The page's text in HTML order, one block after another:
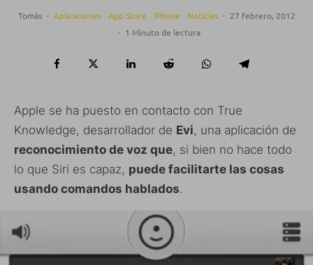
Tomás · Aplicaciones App Store iPhone Noticias · 27 febrero, 2012
· 1 Minuto de lectura
Apple se ha puesto en contacto con True
Knowledge, desarrollador de Evi, una aplicación de
reconocimiento de voz que, si bien no hace todo
lo que Siri es capaz, puede facilitarte las cosas
usando comandos hablados.